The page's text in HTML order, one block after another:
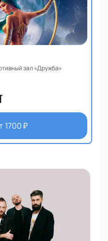
зал «Дружба»
1700₽